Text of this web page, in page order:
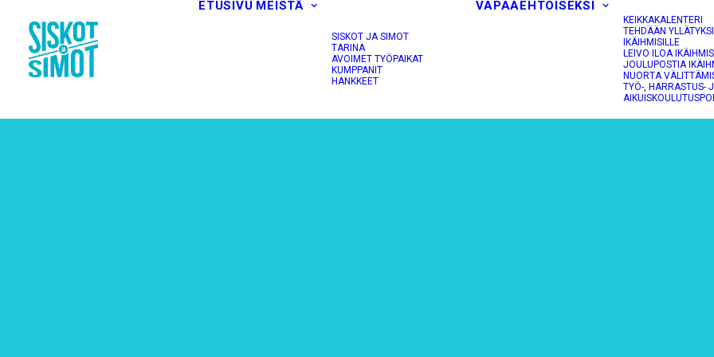
ETUSIVU MEISTÄ
SISKOT JA SIMOT
TARINA
AVOIMET TYÖPAIKAT
KUMPPANIT
HANKKEET
VAPAAEHTOISEKSI
KEIKKAKALENTERI
TEHDÄÄN
IKÄIHMISILLE
LEIVO ILOA
JOULUPOSTIA
NUORTA
TYÖ-, HARRASTUS-